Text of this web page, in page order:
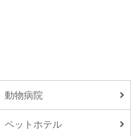
動物病院
ペットホテル